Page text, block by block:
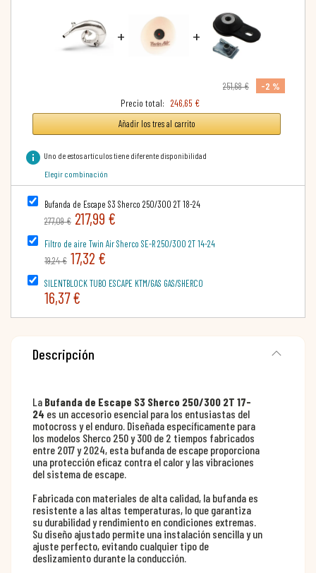
+ +
251,68 €
-2 %
Precio total: 246,65 €
Añadir los tres al carrito
info Uno de estos artículos tiene diferente disponibilidad
Elegir combinación
Bufanda de Escape S3 Sherco 250/300 2T 18-24
277,09 € 217,99 €
Filtro de aire Twin Air Sherco SE-R 250/300 2T 14-24
19,24 € 17,32 €
SILENTBLOCK TUBO ESCAPE KTM/GAS GAS/SHERCO
16,37 €
Descripción
La Bufanda de Escape S3 Sherco 250/300 2T 17-
24 es un accesorio esencial para los entusiastas del
motocross y el enduro. Diseñada específicamente para
los modelos Sherco 250 y 300 de 2 tiempos fabricados
entre 2017 y 2024, esta bufanda de escape proporciona
una protección eficaz contra el calor y las vibraciones
del sistema de escape.
Fabricada con materiales de alta calidad, la bufanda es
resistente a las altas temperaturas, lo que garantiza
su durabilidad y rendimiento en condiciones extremas.
Su diseño ajustado permite una instalación sencilla y un
ajuste perfecto, evitando cualquier tipo de
deslizamiento durante la conducción.